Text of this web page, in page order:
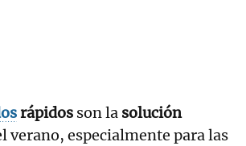
rápidos son la solución
verano, especialmente para las